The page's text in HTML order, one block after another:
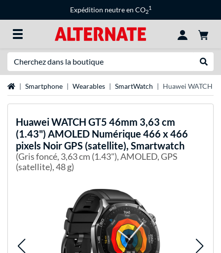
Expédition neutre en CO2
1
Page d'accueil
Smartphone Wearables SmartWatch Huawei WATCH
HuaweiWATCH GT5 46mm 3,63 cm
(1.43") AMOLED Numérique 466 x 466
pixels Noir GPS (satellite), Smartwatch
(Gris foncé, 3,63 cm (1.43"), AMOLED, GPS
(satellite), 48 g)